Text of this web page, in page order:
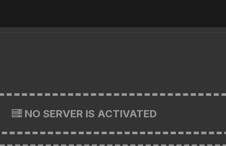
NO SERVER IS ACTIVATED